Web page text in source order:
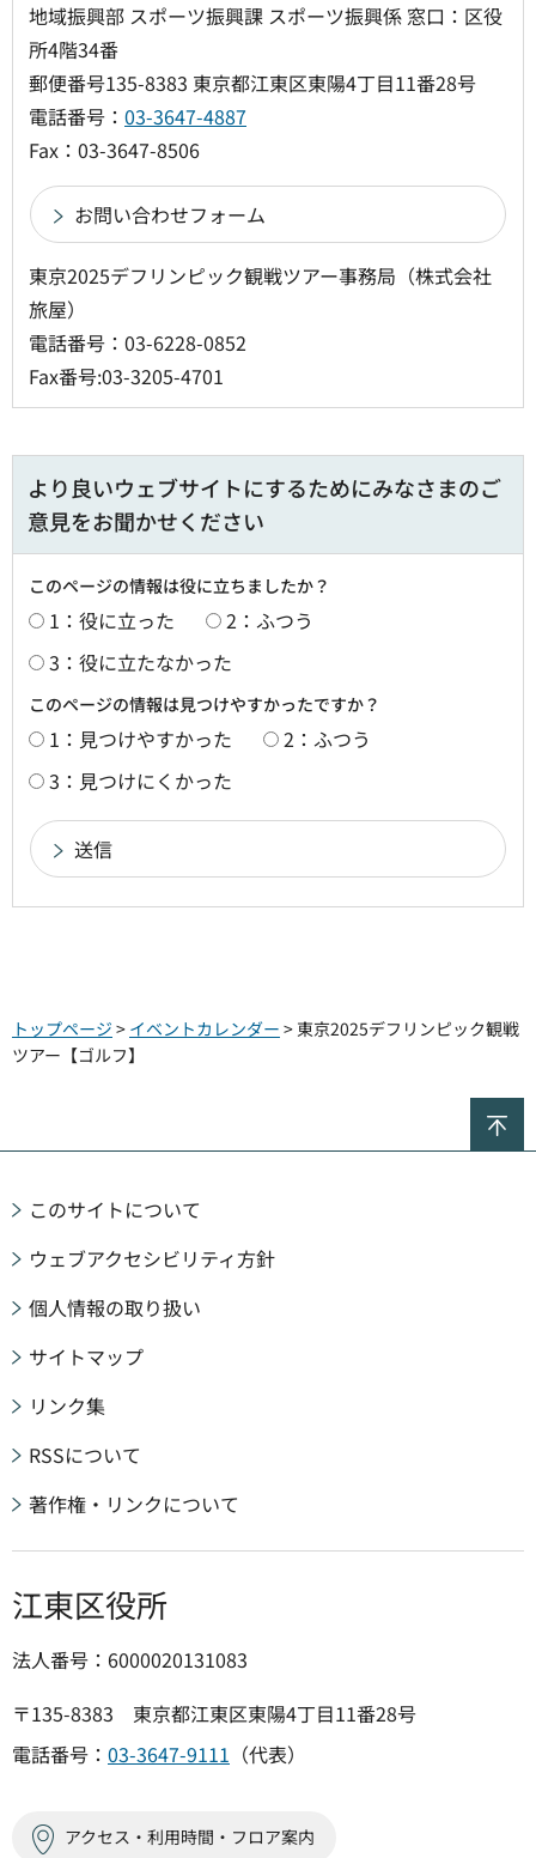
地域振興部 スポーツ振興課 スポーツ振興係 窓口：区役
所4階34番
郵便番号135-8383 東京都江東区東陽4丁目11番28号
電話番号： 03-3647-4887
Fax：03-3647-8506
東京2025デフリンピック観戦ツアー事務局（株式会社
旅屋）
電話番号：03-6228-0852
Fax番号:03-3205-4701
より良いウェブサイトにするためにみなさまのご
意見をお聞かせください
このページの情報は役に立ちましたか？
1：役に立った
2：ふつう
3：役に立たなかった
このページの情報は見つけやすかったですか？
1：見つけやすかった
2：ふつう
3：見つけにくかった
トップページ > イベントカレンダー > 東京2025デフリンピック観戦
ツアー【ゴルフ】
このサイトについて
ウェブアクセシビリティ方針
個人情報の取り扱い
サイトマップ
リンク集
RSSについて
著作権・リンクについて
江東区役所
法人番号：6000020131083
〒135-8383 東京都江東区東陽4丁目11番28号
電話番号： 03-3647-9111 （代表）
アクセス・利用時間・フロア案内